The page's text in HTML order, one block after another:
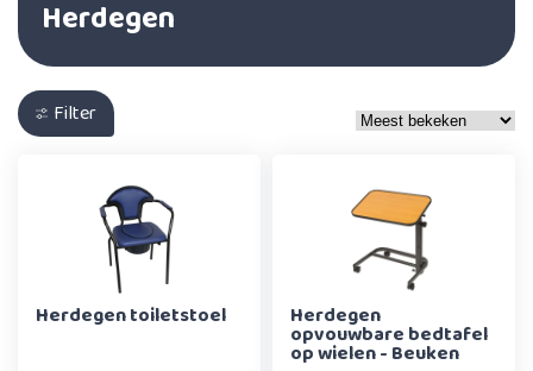
Herdegen
Filter
Herdegen toiletstoel Herdegen
opvouwbare bedtafel
op wielen - Beuken